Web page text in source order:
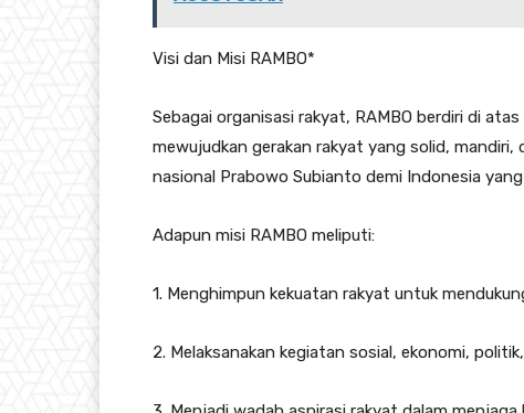
Visi dan Misi RAMBO*
Sebagai organisasi rakyat, RAMBO berdiri di
mewujudkan gerakan rakyat yang solid,
nasional Prabowo Subianto demi Indonesia
Adapun misi RAMBO meliputi:
1. Menghimpun kekuatan rakyat untuk
2. Melaksanakan kegiatan sosial, ekonomi,